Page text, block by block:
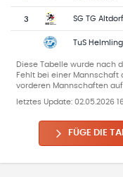
3 SG TG
TuS
Diese Tabelle wurde nach
Fehlt bei einer Mannschaft
vorderen Mannschaften
letztes Update: 02.05.2026
FÜGE DIE